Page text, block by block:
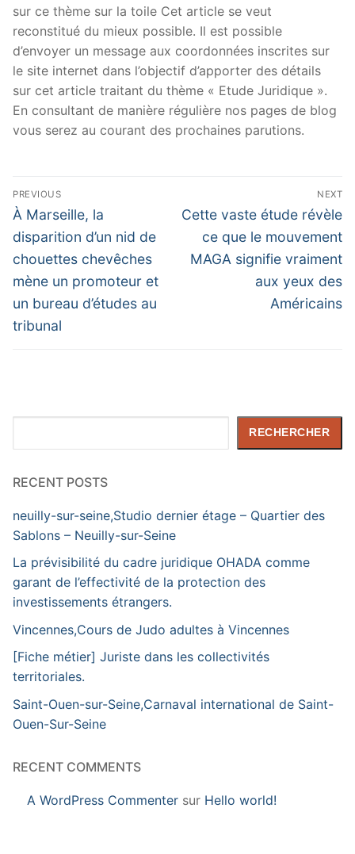
sur ce thème sur la toile Cet article se veut
reconstitué du mieux possible. Il est possible
d’envoyer un message aux coordonnées inscrites sur
le site internet dans l’objectif d’apporter des détails
sur cet article traitant du thème « Etude Juridique ».
En consultant de manière régulière nos pages de blog
vous serez au courant des prochaines parutions.
Navigation
de
l’article
PREVIOUS
Previous
post:
À Marseille, la
disparition d’un nid de
chouettes chevêches
mène un promoteur et
un bureau d’études au
tribunal
NEXT
Next
post:
Cette vaste étude révèle
ce que le mouvement
MAGA signifie vraiment
aux yeux des
Américains
RECHERCHER
RECENT POSTS
neuilly-sur-seine,Studio dernier étage – Quartier des
Sablons – Neuilly-sur-Seine
La prévisibilité du cadre juridique OHADA comme
garant de l’effectivité de la protection des
investissements étrangers.
Vincennes,Cours de Judo adultes à Vincennes
[Fiche métier] Juriste dans les collectivités
territoriales.
Saint-Ouen-sur-Seine,Carnaval international de Saint-
Ouen-Sur-Seine
RECENT COMMENTS
A WordPress Commenter sur Hello world!